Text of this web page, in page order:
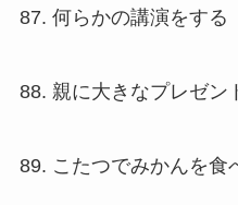
87. 何らかの講演をする
88. 親に大きなプレゼン
89. こたつでみかんを食